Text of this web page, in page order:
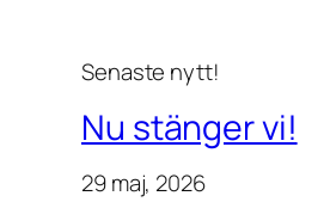
Senaste nytt!
Nu stänger vi!
29 maj, 2026